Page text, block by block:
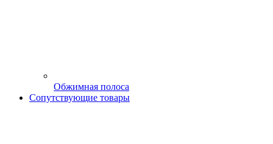
Обжимная полоса
Сопутствующие товары